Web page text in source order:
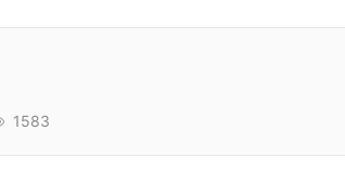
1583